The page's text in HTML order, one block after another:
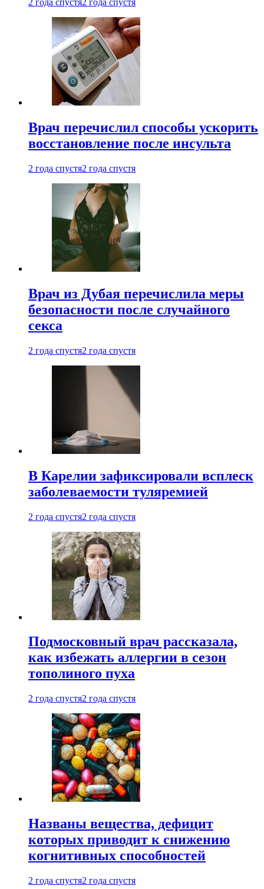
2 года спустя2 года спустя
Врач перечислил способы ускорить
восстановление после инсульта
2 года спустя2 года спустя
Врач из Дубая перечислила меры
безопасности после случайного
секса
2 года спустя2 года спустя
В Карелии зафиксировали всплеск
заболеваемости туляремией
2 года спустя2 года спустя
Подмосковный врач рассказала,
как избежать аллергии в сезон
тополиного пуха
2 года спустя2 года спустя
Названы вещества, дефицит
которых приводит к снижению
когнитивных способностей
2 года спустя2 года спустя